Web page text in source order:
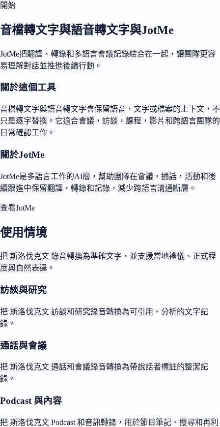
開始
音檔轉文字與語音轉文字與JotMe
JotMe把翻譯、轉錄和多語言會議記錄結合在一起，讓團隊更容
易理解對話並推進後續行動。
關於這個工具
音檔轉文字與語音轉文字會保留語音，文字或檔案的上下文，不
只是逐字替換。它適合會議，訪談，課程，影片和跨語言團隊的
日常確認工作。
關於JotMe
JotMe是多語言工作的AI層，幫助團隊在會議，通話，活動和後
續跟進中保留翻譯，轉錄和記錄，減少跨語言溝通斷層。
查看JotMe
使用情境
把 斯洛伐克文 錄音轉換為準確文字，並支援當地禮儀、正式程
度與自然表達。
訪談與研究
把 斯洛伐克文 訪談和研究錄音轉換為可引用、分析的文字記
錄。
通話與會議
把 斯洛伐克文 通話和會議錄音轉換為帶說話者標註的整潔記
錄。
Podcast 與內容
把 斯洛伐克文 Podcast 和音訊轉錄，用於節目筆記、搜尋和再利